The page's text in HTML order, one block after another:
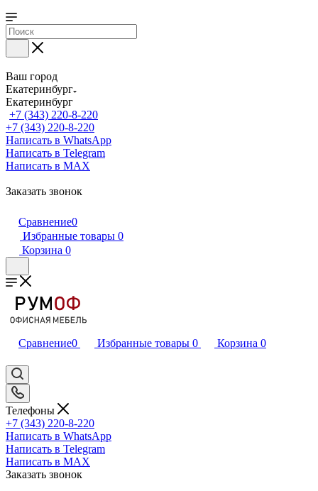
Ваш город
Екатеринбург
Екатеринбург
+7 (343) 220-8-220
+7 (343) 220-8-220
Написать в WhatsApp
Написать в Telegram
Написать в MAX
Заказать звонок
Сравнение0
Избранные товары 0
Корзина 0
Сравнение0 Избранные товары 0 Корзина 0
Телефоны
+7 (343) 220-8-220
Написать в WhatsApp
Написать в Telegram
Написать в MAX
Заказать звонок